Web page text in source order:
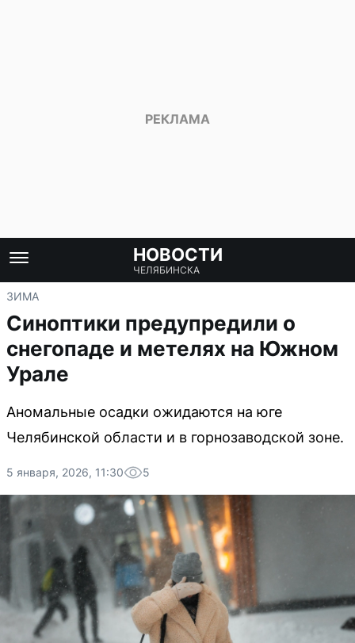
НОВОСТИ
ЧЕЛЯБИНСКА
ЗИМА
Синоптики предупредили о
снегопаде и метелях на Южном
Урале
Аномальные осадки ожидаются на юге
Челябинской области и в горнозаводской зоне.
5 января, 2026, 11:30 5